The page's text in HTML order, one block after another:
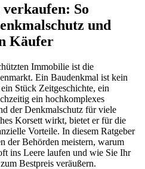
So
und
Käufer
Immobilie ist die
Ein Baudenkmal ist kein
Stück Zeitgeschichte, ein
ein hochkomplexes
der Denkmalschutz für viele
Korsett wirkt, bietet er für die
Vorteile. In diesem Ratgeber
der Behörden meistern, warum
ins Leere laufen und wie Sie Ihr
Bestpreis veräußern.